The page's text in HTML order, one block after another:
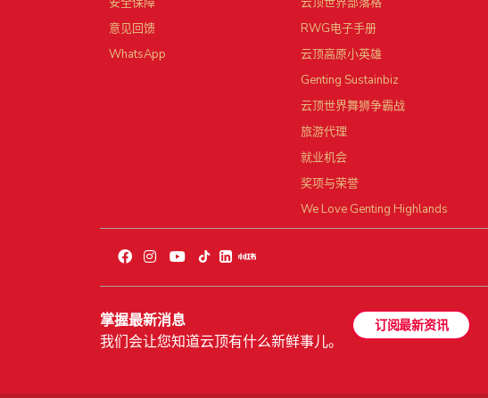
意见回馈
WhatsApp
RWG电子手册
云顶高原小英雄
Genting Sustainbiz
云顶世界舞狮争霸战
旅游代理
就业机会
奖项与荣誉
We Love Genting Highlands
掌握最新消息
我们会让您知道云顶有什么新鲜事儿。
订阅最新资讯